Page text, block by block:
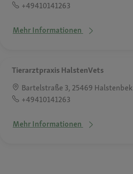
+49410141263
Mehr Informationen
Tierarztpraxis HalstenVets
Bartelstraße 3, 25469 Halstenbek
+49410141263
Mehr Informationen